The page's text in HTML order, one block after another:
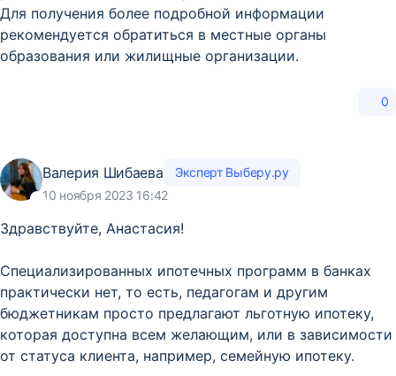
Для получения более подробной информации
рекомендуется обратиться в местные органы
образования или жилищные организации.
0
Валерия Шибаева
Эксперт Выберу.ру
10 ноября 2023 16:42
Здравствуйте, Анастасия!
Специализированных ипотечных программ в банках
практически нет, то есть, педагогам и другим
бюджетникам просто предлагают льготную ипотеку,
которая доступна всем желающим, или в зависимости
от статуса клиента, например, семейную ипотеку.